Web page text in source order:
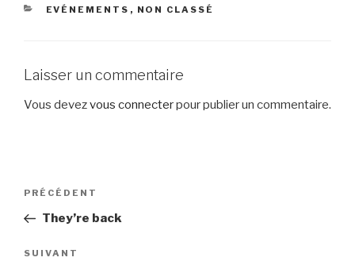
CATÉGORIES
EVÉNEMENTS , NON CLASSÉ
Laisser un commentaire
Vous devezvous connecterpour publier un commentaire.
Navigation
l’article
Article
précédent
PRÉCÉDENT
They’re back
Article
SUIVANT